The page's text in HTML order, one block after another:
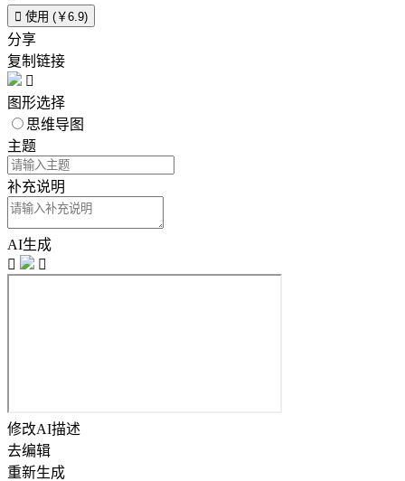
 使用 (￥6.9)
分享
复制链接

图形选择
思维导图
主题
补充说明
AI生成


修改AI描述
去编辑
重新生成